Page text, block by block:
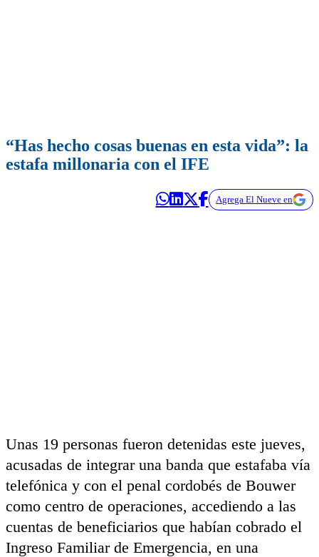
“Has hecho cosas buenas en esta vida”: la
estafa millonaria con el IFE
Agrega El Nueve en
Unas 19 personas fueron detenidas este jueves,
acusadas de integrar una banda que estafaba vía
telefónica y con el penal cordobés de Bouwer
como centro de operaciones, accediendo a las
cuentas de beneficiarios que habían cobrado el
Ingreso Familiar de Emergencia, en una